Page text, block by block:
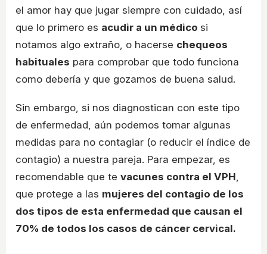
el amor hay que jugar siempre con cuidado, así
que lo primero es acudir a un médico si
notamos algo extraño, o hacerse chequeos
habituales para comprobar que todo funciona
como debería y que gozamos de buena salud.
Sin embargo, si nos diagnostican con este tipo
de enfermedad, aún podemos tomar algunas
medidas para no contagiar (o reducir el índice de
contagio) a nuestra pareja. Para empezar, es
recomendable que te vacunes contra el VPH,
que protege a las mujeres del contagio de los
dos tipos de esta enfermedad que causan el
70% de todos los casos de cáncer cervical.